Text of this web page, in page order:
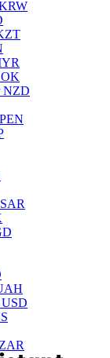
NZD
PEN
SAR
USD
ZAR